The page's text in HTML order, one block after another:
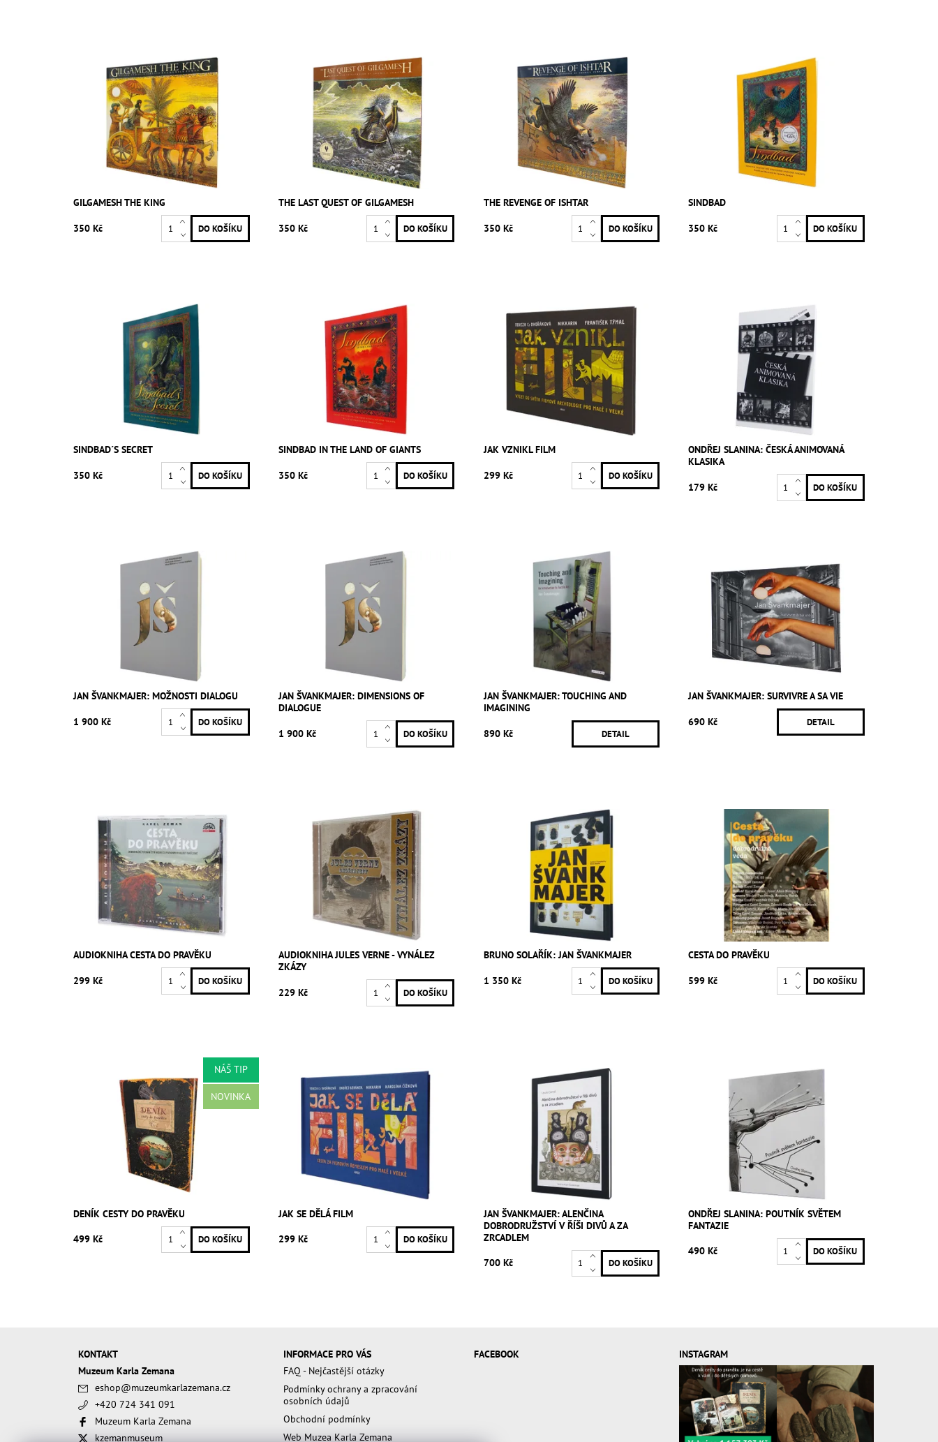
GILGAMESH THE KING
350 Kč
THE LAST QUEST OF GILGAMESH
350 Kč
THE REVENGE OF ISHTAR
350 Kč
SINDBAD
350 Kč
SINDBAD´S SECRET
350 Kč
SINDBAD IN THE LAND OF GIANTS
350 Kč
JAK VZNIKL FILM
299 Kč
ONDŘEJ SLANINA: ČESKÁ ANIMOVANÁ
KLASIKA
179 Kč
JAN ŠVANKMAJER: MOŽNOSTI DIALOGU
1 900 Kč
JAN ŠVANKMAJER: DIMENSIONS OF
DIALOGUE
1 900 Kč
JAN ŠVANKMAJER: TOUCHING AND
IMAGINING
890 Kč DETAIL
JAN ŠVANKMAJER: SURVIVRE A SA VIE
690 Kč DETAIL
AUDIOKNIHA CESTA DO PRAVĚKU
299 Kč
AUDIOKNIHA JULES VERNE - VYNÁLEZ
ZKÁZY
229 Kč
BRUNO SOLAŘÍK: JAN ŠVANKMAJER
1 350 Kč
CESTA DO PRAVĚKU
599 Kč
NÁŠ TIP
NOVINKA
DENÍK CESTY DO PRAVĚKU
499 Kč
JAK SE DĚLÁ FILM
299 Kč
JAN ŠVANKMAJER: ALENČINA
DOBRODRUŽSTVÍ V ŘÍŠI DIVŮ A ZA
ZRCADLEM
700 Kč
ONDŘEJ SLANINA: POUTNÍK SVĚTEM
FANTAZIE
490 Kč
KONTAKT
Muzeum Karla Zemana
eshop@muzeumkarlazemana.cz
+420 724 341 091
Muzeum Karla Zemana
kzemanmuseum
INFORMACE PRO VÁS
FAQ - Nejčastější otázky
Podmínky ochrany a zpracování
osobních údajů
Obchodní podmínky
Web Muzea Karla Zemana
FACEBOOK INSTAGRAM